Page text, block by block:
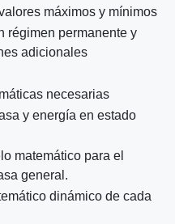
máximos y mínimos
régimen permanente y
adicionales
necesarias
y energía en estado
matemático para el
general.
dinámico de cada